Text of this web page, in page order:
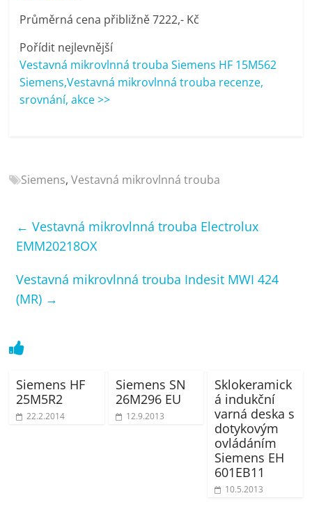
porovnání
OK,
recenze,
pračky,
televize,
kávovary,
bazény
Průměrná cena přibližně 7222,- Kč
Pořídit nejlevnější
Vestavná mikrovlnná trouba Siemens HF 15M562
Siemens,Vestavná mikrovlnná trouba recenze,
srovnání, akce >>
Siemens,Vestavná mikrovlnná trouba
← Vestavná mikrovlnná trouba Electrolux
EMM20218OX
Vestavná mikrovlnná trouba Indesit MWI 424
(MR) →
Siemens HF
25M5R2
22.2.2014
Siemens SN
26M296 EU
12.9.2013
Sklokeramick
á indukční
varná deska s
dotykovým
ovládáním
Siemens EH
601EB11
10.5.2013